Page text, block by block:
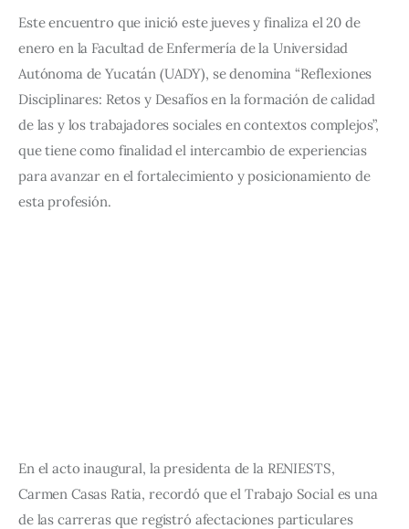
Este encuentro que inició este jueves y finaliza el 20 de
enero en la Facultad de Enfermería de la Universidad
Autónoma de Yucatán (UADY), se denomina “Reflexiones
Disciplinares: Retos y Desafíos en la formación de calidad
de las y los trabajadores sociales en contextos complejos”,
que tiene como finalidad el intercambio de experiencias
para avanzar en el fortalecimiento y posicionamiento de
esta profesión.
En el acto inaugural, la presidenta de la RENIESTS,
Carmen Casas Ratia, recordó que el Trabajo Social es una
de las carreras que registró afectaciones particulares